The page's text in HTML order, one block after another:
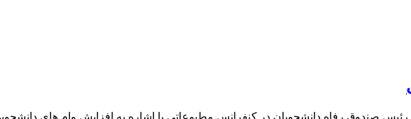
صندوق رفاه دانشجویان در کنفرانس مطبوعاتی با اشاره به افزایش وام‌ های